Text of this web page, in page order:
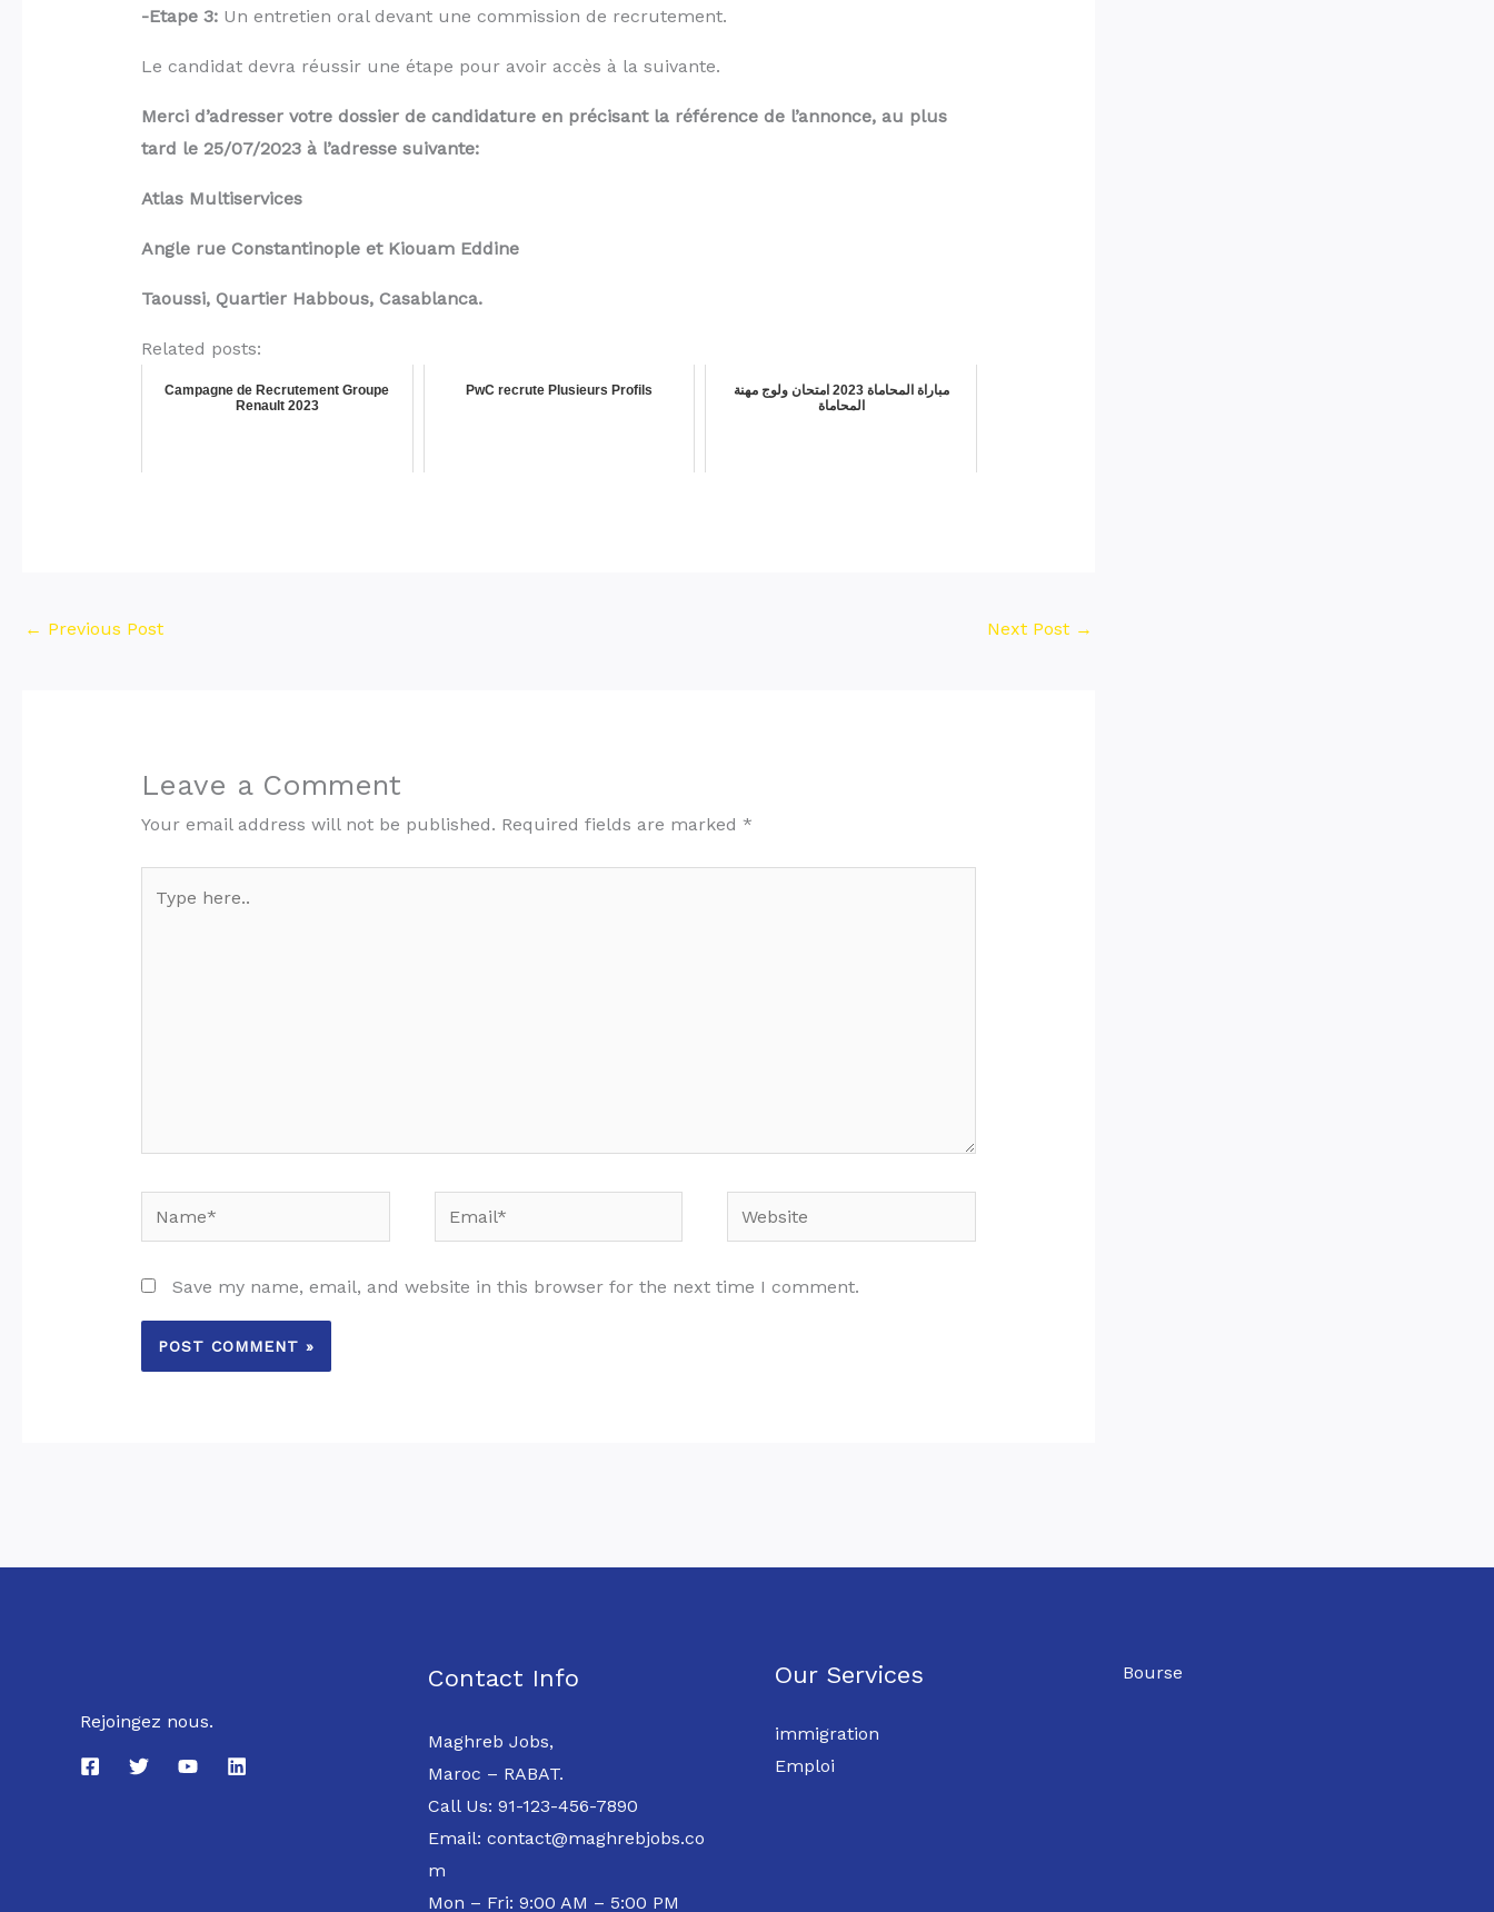
-Etape 3:Un entretien oral devant une commission de recrutement.
Le candidat devra réussir une étape pour avoir accès à la suivante.
Merci d’adresser votre dossier de candidature en précisant la référence de l’annonce, au plus
tard le 25/07/2023 à l’adresse suivante:
Atlas Multiservices
Angle rue Constantinople et Kiouam Eddine
Taoussi, Quartier Habbous, Casablanca.
Related posts:
Campagne de Recrutement Groupe
Renault 2023
PwC recrute Plusieurs Profils
مباراة المحاماة 2023 امتحان ولوج مهنة
المحاماة
← Previous Post Next Post →
Leave a Comment
Your email address will not be published. Required fields are marked *
here..
Email* Website
Save my name, email, and website in this browser for the next time I comment.
Rejoingez nous.
Contact Info
Maghreb Jobs,
Maroc – RABAT.
Call Us: 91-123-456-7890
Email: contact@maghrebjobs.co
m
Mon – Fri: 9:00 AM – 5:00 PM
Our Services
immigration
Emploi
Bourse